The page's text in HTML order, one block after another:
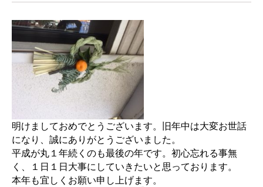
明けましておめでとうございます。旧年中は大変お世話
になり、誠にありがとうございました。
平成が丸１年続くのも最後の年です。初心忘れる事無
く、１日１日大事にしていきたいと思っております。
本年も宜しくお願い申し上げます。